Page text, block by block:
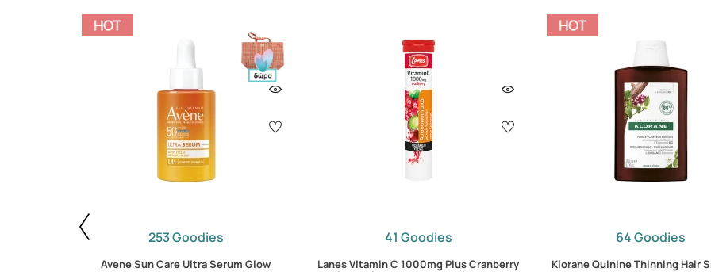
253 Goodies
Avene Sun Care Ultra Serum Glow
41 Goodies
Lanes Vitamin C 1000mg Plus Cranberry
64 Goodies
Klorane Quinine Thinning Hair